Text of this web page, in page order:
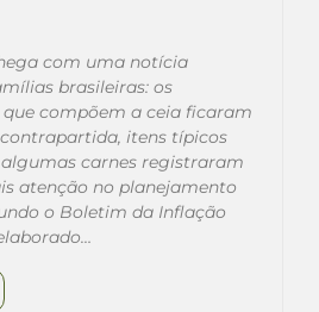
com uma notícia
brasileiras: os
compõem a ceia ficaram
itens típicos
algumas carnes registraram
atenção no planejamento
o Boletim da Inflação